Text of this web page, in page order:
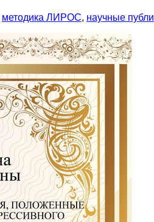
методика ЛИРОС, научные